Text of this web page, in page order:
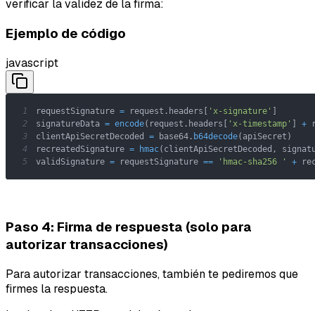
verificar la validez de la firma:
Ejemplo de código
javascript
1 requestSignature = request . headers [ 'x-signature' ]
2
signatureData = encode( request . headers [ 'x-timestamp' ] +
3
clientApiSecretDecoded = base64 . b64decode( apiSecret )
4
recreatedSignature = hmac( clientApiSecretDecoded ,
5
validSignature = requestSignature == 'hmac-sha256 ' +
Paso 4: Firma de respuesta (solo para
autorizar transacciones)
Para autorizar transacciones, también te pediremos que
firmes la respuesta.